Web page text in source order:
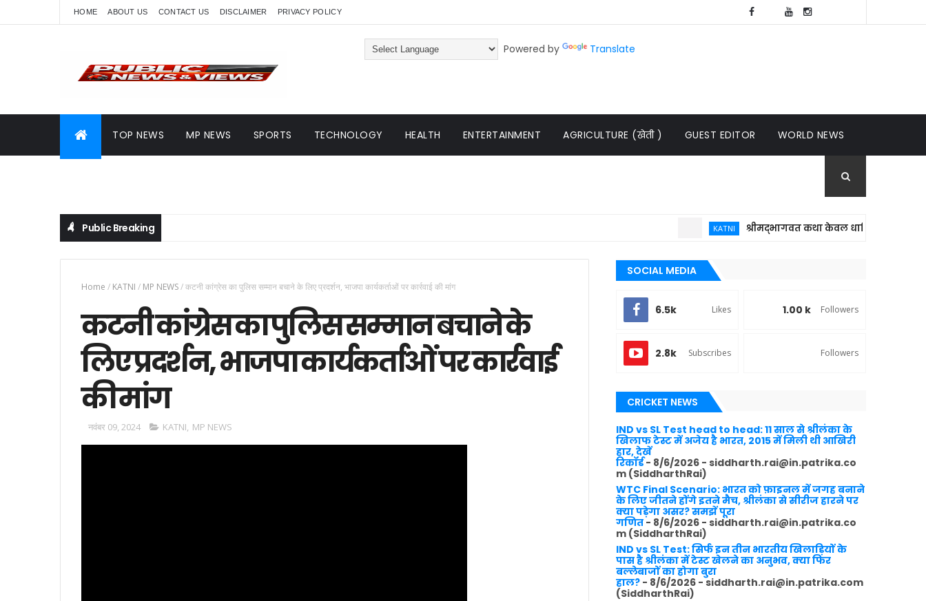
HOME ABOUT US CONTACT US DISCLAIMER PRIVACY POLICY
Powered by Translate
TOP NEWS MP NEWS SPORTS TECHNOLOGY HEALTH ENTERTAINMENT AGRICULTURE (खेती ) GUEST EDITOR WORLD NEWS
Public Breaking श्रीमद्भागवत कथा केवल धार्मिक आयोजन नहीं,
Home / KATNI / MP NEWS/कटनी कांग्रेस का पुलिस सम्मान बचाने के लिए प्रदर्शन, भाजपा कार्यकर्ताओं पर कार्रवाई की मांग
कटनी कांग्रेस का पुलिस सम्मान बचाने के
लिए प्रदर्शन, भाजपा कार्यकर्ताओं पर कार्रवाई
की मांग
नवंबर 09, 2024 KATNI, MP NEWS
SOCIAL MEDIA
6.5k Likes 1.00 k Followers
2.8k Subscribes Followers
CRICKET NEWS
IND vs SL Test head to head: 11 साल से श्रीलंका के
खिलाफ टेस्ट में अजेय है भारत, 2015 में मिली थी आखिरी
हार, देखें
रिकॉर्ड- 8/6/2026 - siddharth.rai@in.patrika.co
m (SiddharthRai)
WTC Final Scenario: भारत को फ़ाइनल में जगह बनाने
के लिए जीतने होंगे इतने मैच, श्रीलंका से सीरीज हारने पर
क्या पड़ेगा असर? समझें पूरा
गणित- 8/6/2026 - siddharth.rai@in.patrika.co
m (SiddharthRai)
IND vs SL Test: सिर्फ इन तीन भारतीय खिलाड़ियों के
पास है श्रीलंका में टेस्ट खेलने का अनुभव, क्या फिर
बल्लेबाजों का होगा बुरा
हाल? - 8/6/2026 - siddharth.rai@in.patrika.com
(SiddharthRai)